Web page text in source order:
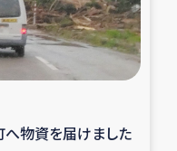
物資を届けました